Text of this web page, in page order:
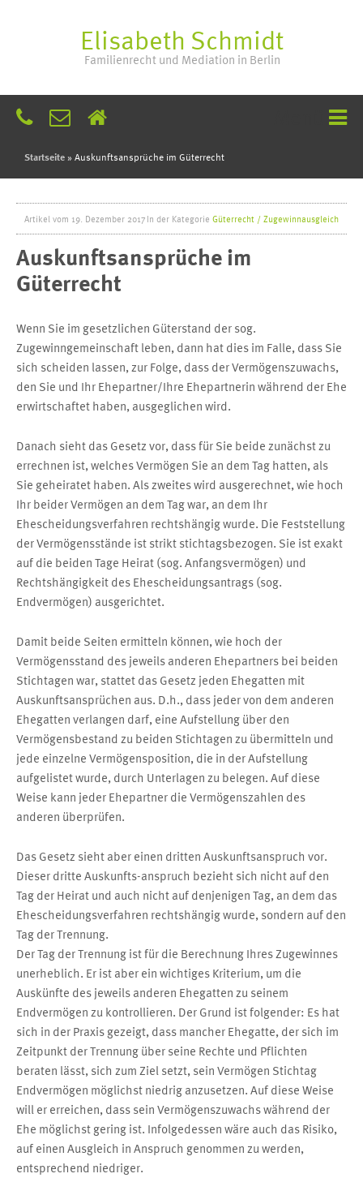
Elisabeth Schmidt
Familienrecht und Mediation in Berlin
Startseite» Auskunftsansprüche im Güterrecht
Artikel vom 19. Dezember 2017In der Kategorie Güterrecht / Zugewinnausgleich
Auskunftsansprüche im
Güterrecht
Wenn Sie im gesetzlichen Güterstand der sog.
Zugewinngemeinschaft leben, dann hat dies im Falle, dass Sie
sich scheiden lassen, zur Folge, dass der Vermögenszuwachs,
den Sie und Ihr Ehepartner/Ihre Ehepartnerin während der Ehe
erwirtschaftet haben, ausgeglichen wird.
Danach sieht das Gesetz vor, dass für Sie beide zunächst zu
errechnen ist, welches Vermögen Sie an dem Tag hatten, als
Sie geheiratet haben. Als zweites wird ausgerechnet, wie hoch
Ihr beider Vermögen an dem Tag war, an dem Ihr
Ehescheidungsverfahren rechtshängig wurde. Die Feststellung
der Vermögensstände ist strikt stichtagsbezogen. Sie ist exakt
auf die beiden Tage Heirat (sog. Anfangsvermögen) und
Rechtshängigkeit des Ehescheidungsantrags (sog.
Endvermögen) ausgerichtet.
Damit beide Seiten ermitteln können, wie hoch der
Vermögensstand des jeweils anderen Ehepartners bei beiden
Stichtagen war, stattet das Gesetz jeden Ehegatten mit
Auskunftsansprüchen aus. D.h., dass jeder von dem anderen
Ehegatten verlangen darf, eine Aufstellung über den
Vermögensbestand zu beiden Stichtagen zu übermitteln und
jede einzelne Vermögensposition, die in der Aufstellung
aufgelistet wurde, durch Unterlagen zu belegen. Auf diese
Weise kann jeder Ehepartner die Vermögenszahlen des
anderen überprüfen.
Das Gesetz sieht aber einen dritten Auskunftsanspruch vor.
Dieser dritte Auskunfts-anspruch bezieht sich nicht auf den
Tag der Heirat und auch nicht auf denjenigen Tag, an dem das
Ehescheidungsverfahren rechtshängig wurde, sondern auf den
Tag der Trennung.
Der Tag der Trennung ist für die Berechnung Ihres Zugewinnes
unerheblich. Er ist aber ein wichtiges Kriterium, um die
Auskünfte des jeweils anderen Ehegatten zu seinem
Endvermögen zu kontrollieren. Der Grund ist folgender: Es hat
sich in der Praxis gezeigt, dass mancher Ehegatte, der sich im
Zeitpunkt der Trennung über seine Rechte und Pflichten
beraten lässt, sich zum Ziel setzt, sein Vermögen Stichtag
Endvermögen möglichst niedrig anzusetzen. Auf diese Weise
will er erreichen, dass sein Vermögenszuwachs während der
Ehe möglichst gering ist. Infolgedessen wäre auch das Risiko,
auf einen Ausgleich in Anspruch genommen zu werden,
entsprechend niedriger.